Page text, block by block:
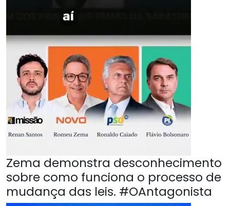
Zema demonstra desconhecimento
sobre como funciona o processo de
mudança das leis. #OAntagonista